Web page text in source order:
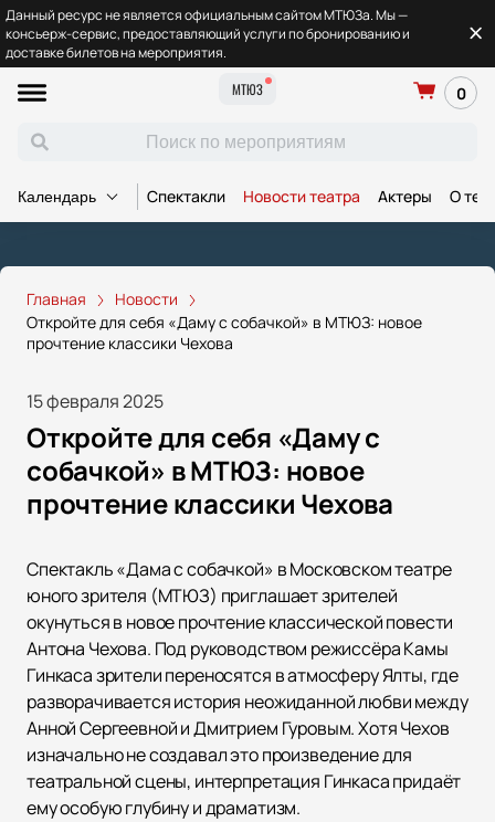
Данный ресурс не является официальным сайтом МТЮЗа. Мы —
консьерж-сервис, предоставляющий услуги по бронированию и
доставке билетов на мероприятия.
МТЮЗ
0
Календарь Спектакли Новости театра Актеры О
Главная
Новости
Откройте для себя «Даму с собачкой» в МТЮЗ: новое
прочтение классики Чехова
15 февраля 2025
Откройте для себя «Даму с
собачкой» в МТЮЗ: новое
прочтение классики Чехова
Спектакль «Дама с собачкой» в Московском театре
юного зрителя (МТЮЗ) приглашает зрителей
окунуться в новое прочтение классической повести
Антона Чехова. Под руководством режиссёра Камы
Гинкаса зрители переносятся в атмосферу Ялты, где
разворачивается история неожиданной любви между
Анной Сергеевной и Дмитрием Гуровым. Хотя Чехов
изначально не создавал это произведение для
театральной сцены, интерпретация Гинкаса придаёт
ему особую глубину и драматизм.